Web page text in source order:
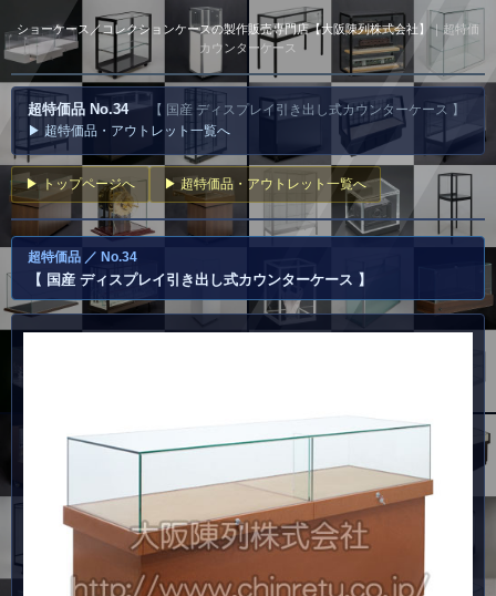
ショーケース／コレクションケースの製作販売専門店【大阪陳列株式会社】｜超特価
カウンターケース
超特価品 No.34 【 国産 ディスプレイ引き出し式カウンターケース 】
▶ 超特価品・アウトレット一覧へ
▶ トップページへ ▶ 超特価品・アウトレット一覧へ
超特価品 ／ No.34
【 国産 ディスプレイ引き出し式カウンターケース 】